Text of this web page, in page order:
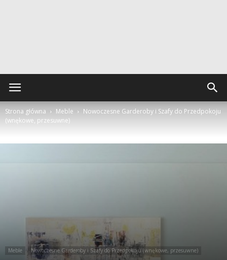
Strona główna Meble
Nowoczesne Garderoby i Szafy do Przedpokoju
(wnękowe, przesuwne)
Meble Nowoczesne Garderoby i Szafy do Przedpokoju (wnękowe, przesuwne)